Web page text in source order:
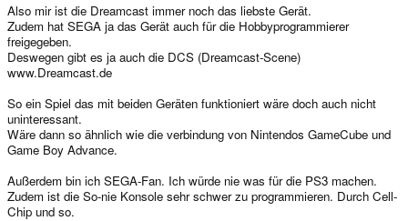
Also mir ist die Dreamcast immer noch das liebste Gerät.
Zudem hat SEGA ja das Gerät auch für die Hobbyprogrammierer
freigegeben.
Deswegen gibt es ja auch die DCS (Dreamcast-Scene)
www.Dreamcast.de
So ein Spiel das mit beiden Geräten funktioniert wäre doch auch nicht
uninteressant.
Wäre dann so ähnlich wie die verbindung von Nintendos GameCube und
Game Boy Advance.
Außerdem bin ich SEGA-Fan. Ich würde nie was für die PS3 machen.
Zudem ist die So-nie Konsole sehr schwer zu programmieren. Durch Cell-
Chip und so.